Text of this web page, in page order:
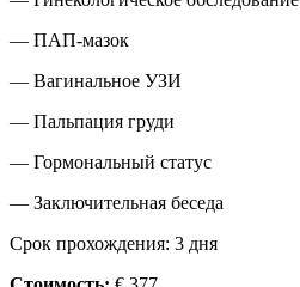
— ПАП-мазок
— Вагинальное УЗИ
— Пальпация груди
— Гормональный статус
— Заключительная беседа
Срок прохождения: 3 дня